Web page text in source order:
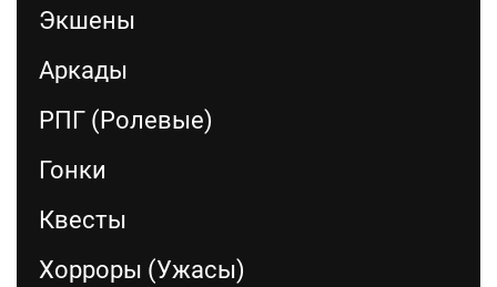
Экшены
Аркады
РПГ (Ролевые)
Гонки
Квесты
Хорроры (Ужасы)